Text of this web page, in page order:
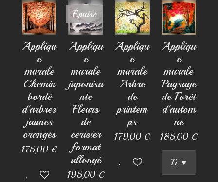
Appliqu
e
murale
Chemin
bordé
d'arbres
jaunes
orangés
175,00 €
Ajouter au panier
Épuisé
Appliqu
e
murale
japonisa
nte
Fleurs
de
cerisier
format
allongé
195,00 €
Appliqu
e
murale
Arbre
de
printem
ps
179,00 €
Ajouter au panier
Appliqu
e
murale
Paysage
de Forêt
d'autom
ne
185,00 €